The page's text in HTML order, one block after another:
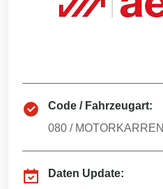
Code / Fahrzeugart:
080 / MOTORKARREN
Daten Update: